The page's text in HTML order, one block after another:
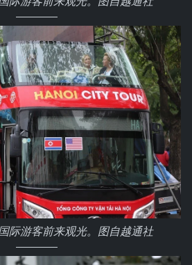
际游客前来观光。图自越通社